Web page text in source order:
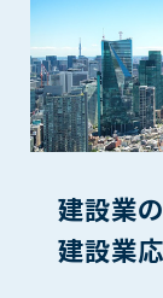
建設業
建設業
為
(3) 第三者また
(4) 有害なコン
(5) 第三者に不
(6) 管理者が承
(7) 公序良俗に
(9) その他、法
(10) 建設資料
を、営利を
に第三者